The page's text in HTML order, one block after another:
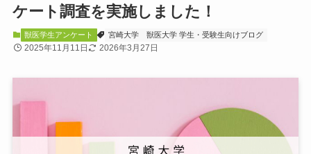
ケート調査を実施しました！
獣医学生アンケート 宮崎大学 獣医大学 学生・受験生向けブログ
2025年11月11日 2026年3月27日